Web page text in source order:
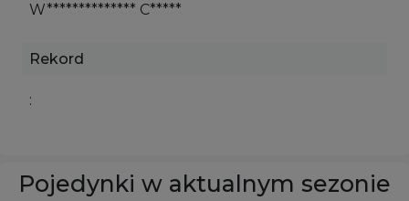
W************** C*****
Rekord
:
Pojedynki w aktualnym sezonie